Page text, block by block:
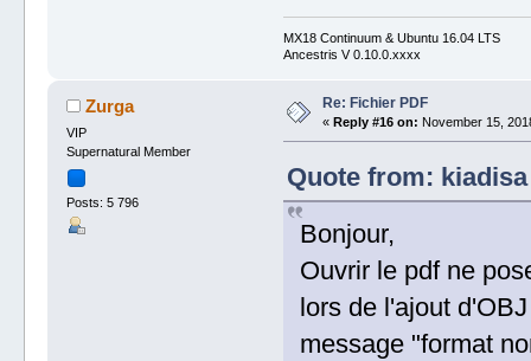
MX18 Continuum & Ubuntu 16.04 LTS
Ancestris V 0.10.0.xxxx
Zurga
VIP
Supernatural Member
Posts: 5 796
Re: Fichier PDF
« Reply #16 on: November 15,
Quote from:
Bonjour,
Ouvrir le pdf ne
lors de l'ajout
message "format